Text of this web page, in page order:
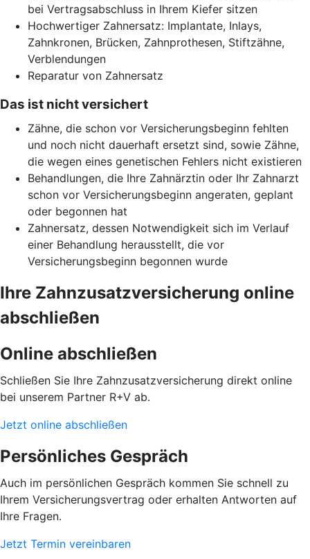
bei Vertragsabschluss in Ihrem Kiefer sitzen
Hochwertiger Zahnersatz: Implantate, Inlays,
Zahnkronen, Brücken, Zahnprothesen, Stiftzähne,
Verblendungen
Reparatur von Zahnersatz
Das ist nicht versichert
Zähne, die schon vor Versicherungsbeginn fehlten
und noch nicht dauerhaft ersetzt sind, sowie Zähne,
die wegen eines genetischen Fehlers nicht existieren
Behandlungen, die Ihre Zahnärztin oder Ihr Zahnarzt
schon vor Versicherungsbeginn angeraten, geplant
oder begonnen hat
Zahnersatz, dessen Notwendigkeit sich im Verlauf
einer Behandlung herausstellt, die vor
Versicherungsbeginn begonnen wurde
Ihre Zahnzusatzversicherung online
abschließen
Online abschließen
Schließen Sie Ihre Zahnzusatzversicherung direkt online
bei unserem Partner R+V ab.
Jetzt online abschließen
Persönliches Gespräch
Auch im persönlichen Gespräch kommen Sie schnell zu
Ihrem Versicherungsvertrag oder erhalten Antworten auf
Ihre Fragen.
Jetzt Termin vereinbaren